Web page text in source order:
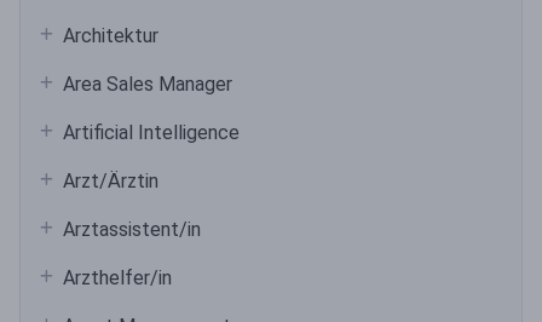
Architektur
Area Sales Manager
Artificial Intelligence
Arzt/Ärztin
Arztassistent/in
Arzthelfer/in